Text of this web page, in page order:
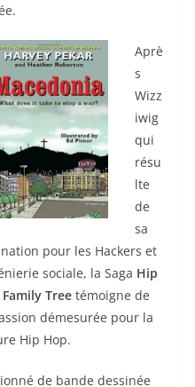
Aprè
s
Wizz
iwig
qui
résu
lte
de
sa
pour les Hackers et
sociale, la Saga Hip
Tree témoigne de
démesurée pour la
Hip Hop.
de bande dessinée